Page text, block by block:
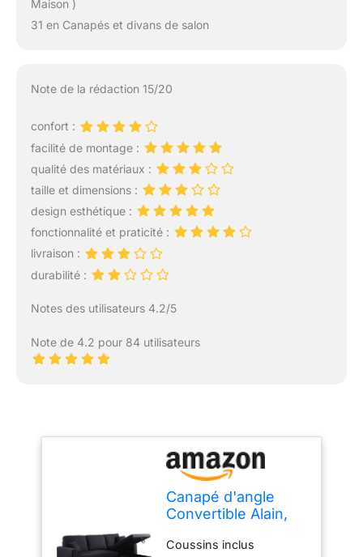
Maison )
31 en Canapés et divans de salon
Note de la rédaction 15/20
confort :
facilité de montage :
qualité des matériaux :
taille et dimensions :
design esthétique :
fonctionnalité et praticité :
livraison :
durabilité :
Notes des utilisateurs 4.2/5
Note de 4.2 pour 84 utilisateurs
Canapé d'angle
Convertible Alain,
85cm, 3 Places,
Coussins inclus